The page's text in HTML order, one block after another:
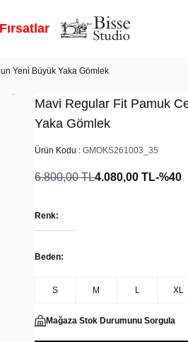
Fırsatlar
Yeni̇ Büyük Yaka Gömlek
Mavi Regular Fit Pamuk
Yaka Gömlek
Ürün Kodu :GMOKS261003_35
6.800,00TL4.080,00 TL-%40
Renk:
Beden:
S M L XL
Mağaza Stok Durumunu Sorgula